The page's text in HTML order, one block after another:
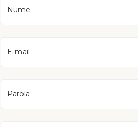
Nume
E-mail
Parola